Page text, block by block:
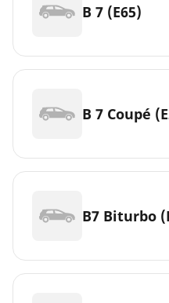
B 7 (E65)
B 7 Coupé
B7 Biturbo